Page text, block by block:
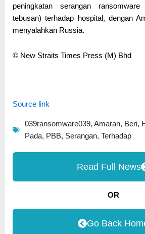
peningkatan serangan
tebusan) terhadap hospital, dengan
menyalahkan Russia.
© New Straits Times Press (M) Bhd
Source link
039ransomware039, Amaran, Beri,
Pada, PBB, Serangan, Terhadap
Read Full News
OR
Go Back